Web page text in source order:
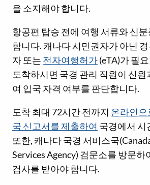
을 소지해야 합니다.
항공편 탑승 전에 여행 서류와 신
합니다. 캐나다 시민권자가 아닌
자 또는 전자여행허가(eTA)가 필
도착하시면 국경 관리 직원이 신
여 입국 자격 여부를 판단합니다.
도착 최대 72시간 전까지 온라인으
국 신고서를 제출하여 국경에서 시
또한, 캐나다 국경 서비스국
Services Agency) 검문소를 방문하
검사를 받아야 합니다.